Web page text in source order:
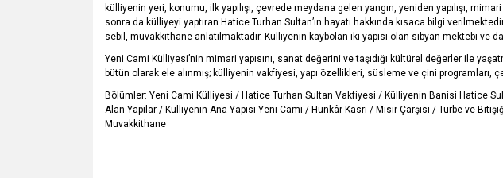
külliyenin yeri, konumu, ilk yapılışı, çevrede meydana gelen yangın, yeniden yapılışı,
sonra da külliyeyi yaptıran Hatice Turhan Sultan’ın hayatı hakkında kısaca bilgi
sebil, muvakkithane anlatılmaktadır. Külliyenin kaybolan iki yapısı olan sıbyan mektebi ve
Yeni Cami Külliyesi’nin mimari yapısını, sanat değerini ve taşıdığı kültürel değerler ile
bütün olarak ele alınmış; külliyenin vakfiyesi, yapı özellikleri, süsleme ve çini programları,
Bölümler: Yeni Cami Külliyesi / Hatice Turhan Sultan Vakfiyesi / Külliyenin Banisi Hatice
Alan Yapılar / Külliyenin Ana Yapısı Yeni Cami / Hünkâr Kasrı / Mısır Çarşısı / Türbe ve
Muvakkithane